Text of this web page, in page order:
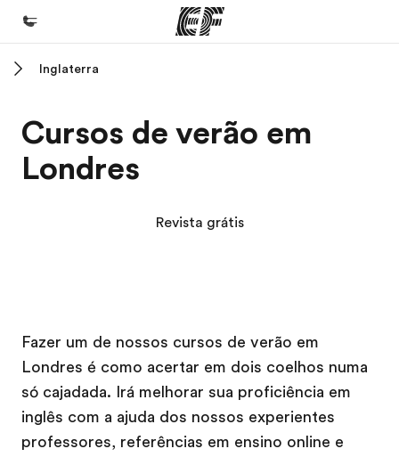
Programas
Saiba tudo que oferecemos
Carreiras
Junte-se a nós
Inglaterra
Cursos de verão em
Londres
Revista grátis
Fazer um de nossos cursos de verão em
Londres é como acertar em dois coelhos numa
só cajadada. Irá melhorar sua proficiência em
inglês com a ajuda dos nossos experientes
professores, referências em ensino online e